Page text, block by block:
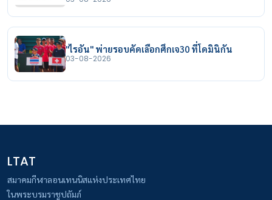
"ไรอัน" พ่ายรอบคัดเลือกศึกเจ30 ที่โดมินิกัน
03-08-2026
LTAT
สมาคมกีฬาลอนเทนนิสแห่งประเทศไทย
ในพระบรมราชูปถัมภ์